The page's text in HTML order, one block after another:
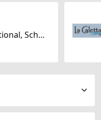
Saisonal, International, Schweizerisch, Glutenfrei, Laktosefrei